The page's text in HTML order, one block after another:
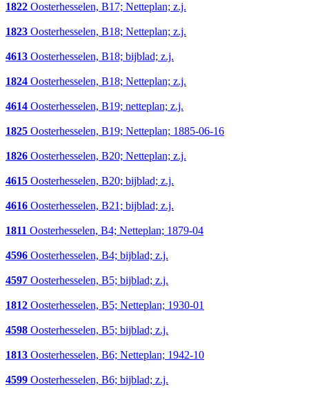
1822 Oosterhesselen, B17; Netteplan; z.j.
1823 Oosterhesselen, B18; Netteplan; z.j.
4613 Oosterhesselen, B18; bijblad; z.j.
1824 Oosterhesselen, B18; Netteplan; z.j.
4614 Oosterhesselen, B19; netteplan; z.j.
1825 Oosterhesselen, B19; Netteplan; 1885-06-16
1826 Oosterhesselen, B20; Netteplan; z.j.
4615 Oosterhesselen, B20; bijblad; z.j.
4616 Oosterhesselen, B21; bijblad; z.j.
1811 Oosterhesselen, B4; Netteplan; 1879-04
4596 Oosterhesselen, B4; bijblad; z.j.
4597 Oosterhesselen, B5; bijblad; z.j.
1812 Oosterhesselen, B5; Netteplan; 1930-01
4598 Oosterhesselen, B5; bijblad; z.j.
1813 Oosterhesselen, B6; Netteplan; 1942-10
4599 Oosterhesselen, B6; bijblad; z.j.